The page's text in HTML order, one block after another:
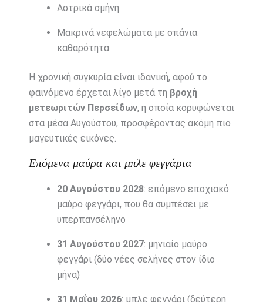
Αστρικά σμήνη
Μακρινά νεφελώματα με σπάνια
καθαρότητα
Η χρονική συγκυρία είναι ιδανική, αφού το
φαινόμενο έρχεται λίγο μετά τη βροχή
μετεωριτών Περσείδων, η οποία κορυφώνεται
στα μέσα Αυγούστου, προσφέροντας ακόμη πιο
μαγευτικές εικόνες.
Επόμενα μαύρα και μπλε φεγγάρια
20 Αυγούστου 2028: επόμενο εποχιακό
μαύρο φεγγάρι, που θα συμπέσει με
υπερπανσέληνο
31 Αυγούστου 2027: μηνιαίο μαύρο
φεγγάρι (δύο νέες σελήνες στον ίδιο
μήνα)
31 Μαΐου 2026: μπλε φεγγάρι (δεύτερη